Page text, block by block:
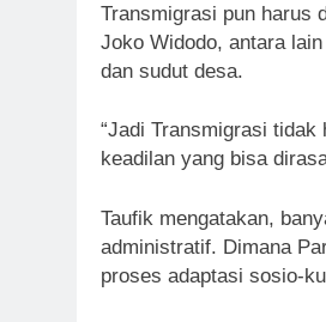
Transmigrasi pun harus
Joko Widodo, antara
dan sudut desa.
“Jadi Transmigrasi
keadilan yang bisa
Taufik mengatakan,
administratif. Dimana
proses adaptasi sosio-